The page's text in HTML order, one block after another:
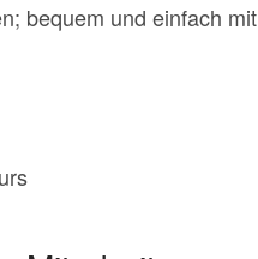
bequem und einfach mit